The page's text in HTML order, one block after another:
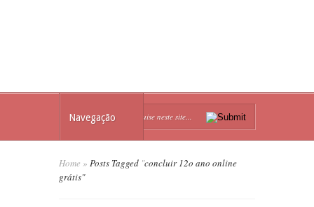
Navegação
Home » Posts Tagged "concluir 12o ano online
grátis"